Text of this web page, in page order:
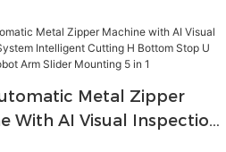
Metal Zipper
With AI Visual Inspection